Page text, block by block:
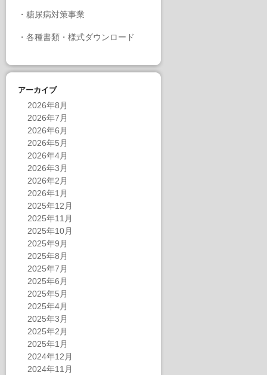
・ 糖尿病対策事業
・ 各種書類・様式ダウンロード
アーカイブ
2026年8月
2026年7月
2026年6月
2026年5月
2026年4月
2026年3月
2026年2月
2026年1月
2025年12月
2025年11月
2025年10月
2025年9月
2025年8月
2025年7月
2025年6月
2025年5月
2025年4月
2025年3月
2025年2月
2025年1月
2024年12月
2024年11月